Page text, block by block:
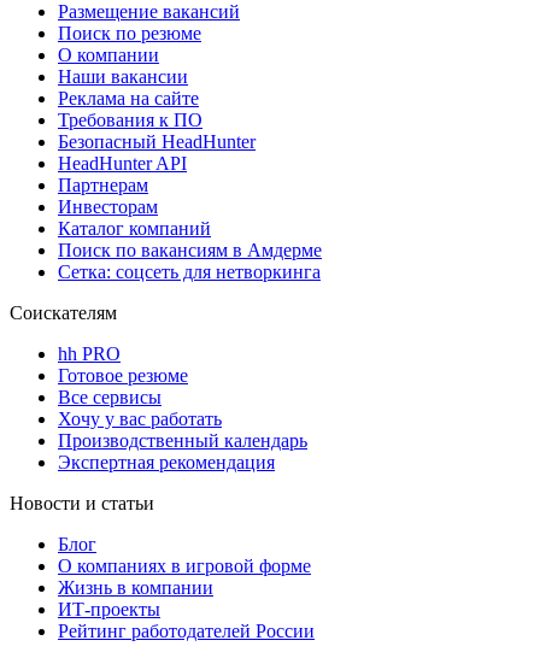
Размещение вакансий
Поиск по резюме
О компании
Наши вакансии
Реклама на сайте
Требования к ПО
Безопасный HeadHunter
HeadHunter API
Партнерам
Инвесторам
Каталог компаний
Поиск по вакансиям в Амдерме
Сетка: соцсеть для нетворкинга
Соискателям
hh PRO
Готовое резюме
Все сервисы
Хочу у вас работать
Производственный календарь
Экспертная рекомендация
Новости и статьи
Блог
О компаниях в игровой форме
Жизнь в компании
ИТ-проекты
Рейтинг работодателей России